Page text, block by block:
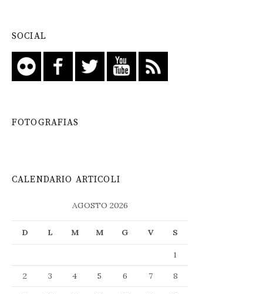
SOCIAL
FOTOGRAFIAS
CALENDARIO ARTICOLI
AGOSTO 2026
D L M M G V S
1
2
3 4 5 6 7
8